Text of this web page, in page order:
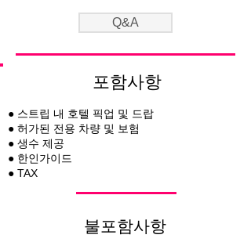
Q&A
포함사항
● 스트립 내 호텔 픽업 및 드랍
● 허가된 전용 차량 및 보험
● 생수 제공
● 한인가이드
● TAX
불포함사항